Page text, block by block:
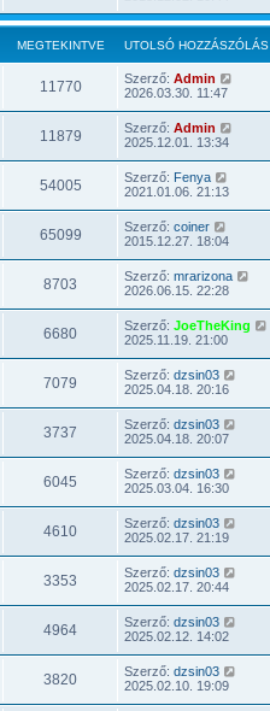
MEGTEKINTVE UTOLSÓ HOZZÁSZÓLÁS
11770 Szerző: Admin
2026.03.30. 11:47
11879 Szerző: Admin
2025.12.01. 13:34
54005 Szerző: Fenya
2021.01.06. 21:13
65099 Szerző: coiner
2015.12.27. 18:04
8703 Szerző: mrarizona
2026.06.15. 22:28
6680 Szerző: JoeTheKing
2025.11.19. 21:00
7079 Szerző: dzsin03
2025.04.18. 20:16
3737 Szerző: dzsin03
2025.04.18. 20:07
6045 Szerző: dzsin03
2025.03.04. 16:30
4610 Szerző: dzsin03
2025.02.17. 21:19
3353 Szerző: dzsin03
2025.02.17. 20:44
4964 Szerző: dzsin03
2025.02.12. 14:02
3820 Szerző: dzsin03
2025.02.10. 19:09